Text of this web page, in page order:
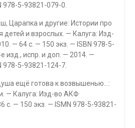
978-5-93821-079-0.
Царапка и другие: Истории про
детей и взрослых. — Калуга: Изд-
— 64 с. — 150 экз. — ISBN 978-5-
изд., испр. и доп. — 2014. —
978-5-93821-124-7.
ещё готова к возвышенью…:
— Калуга: Изд-во АКФ
с. — 150 экз. — ISMN 978-5-93821-